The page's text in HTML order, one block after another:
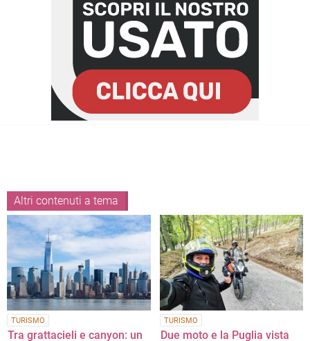
Altri contenuti a tema
TURISMO
Tra grattacieli e canyon: un
TURISMO
Due moto e la Puglia vista